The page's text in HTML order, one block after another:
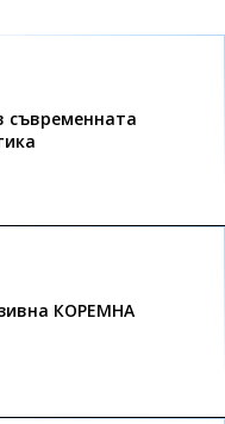
КОРЕМНА